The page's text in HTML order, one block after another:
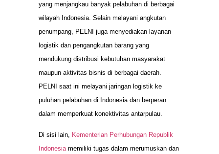
yang menjangkau banyak pelabuhan di berbagai
wilayah Indonesia. Selain melayani angkutan
penumpang, PELNI juga menyediakan layanan
logistik dan pengangkutan barang yang
mendukung distribusi kebutuhan masyarakat
maupun aktivitas bisnis di berbagai daerah.
PELNI saat ini melayani jaringan logistik ke
puluhan pelabuhan di Indonesia dan berperan
dalam memperkuat konektivitas antarpulau.
Di sisi lain, Kementerian Perhubungan Republik
Indonesia memiliki tugas dalam merumuskan dan